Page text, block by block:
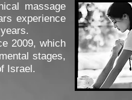
massage
experience
2009, which
stages,
Israel.